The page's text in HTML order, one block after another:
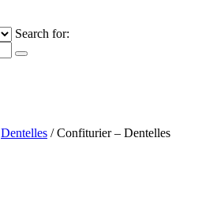
Search for:
Dentelles / Confiturier – Dentelles